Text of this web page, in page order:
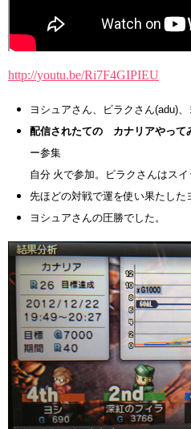
http://youtu.be/Ri7F4GIPIEU
ヨシュアさん、ビラクさん(adu)
配信されたての カナリアやって
ー参集
自分 火で参加。ビラクさんはスイ
先ほどの対戦で運を使い果たした
ヨシュアさんの圧勝でした。